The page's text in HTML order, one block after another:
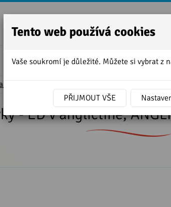
Funkce koncovky - ED v angličtině,
- ED v angličtině,
Tento web používá cookies
Vaše soukromí je důležité. Můžete si vybrat z
PŘIJMOUT VŠE